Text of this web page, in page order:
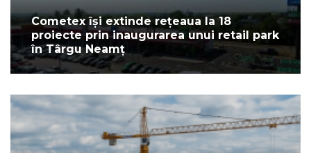
Cometex își extinde rețeaua la 18
proiecte prin inaugurarea unui retail park
în Târgu Neamț